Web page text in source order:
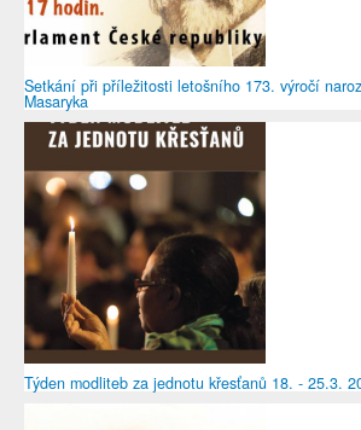
Setkání při příležitosti letošního 173. výročí
Masaryka
Týden modliteb za jednotu křesťanů 18. - 25.3.